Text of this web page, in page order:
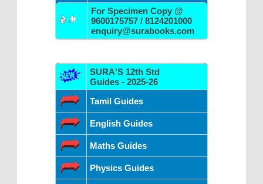
For Specimen Copy @
9600175757 / 8124201000
enquiry@surabooks.com
SURA'S 12th Std
Guides - 2025-26
Tamil Guides
English Guides
Maths Guides
Physics Guides